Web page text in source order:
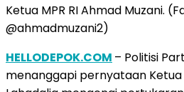
Ketua MPR RI Ahmad Muzani.
@ahmadmuzani2)
HELLODEPOK.COM – Politisi
menanggapi pernyataan